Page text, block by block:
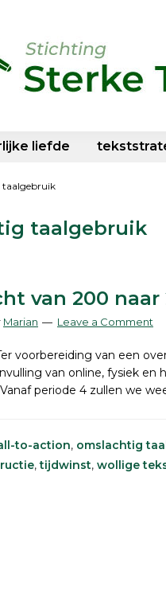
liefde
taalgebruik
van 200 naar
Marian Leave a Comment
voorbereiding van een
van online, fysiek
periode 4 zullen we
to-action, omslachtig
,tijdwinst, wollige